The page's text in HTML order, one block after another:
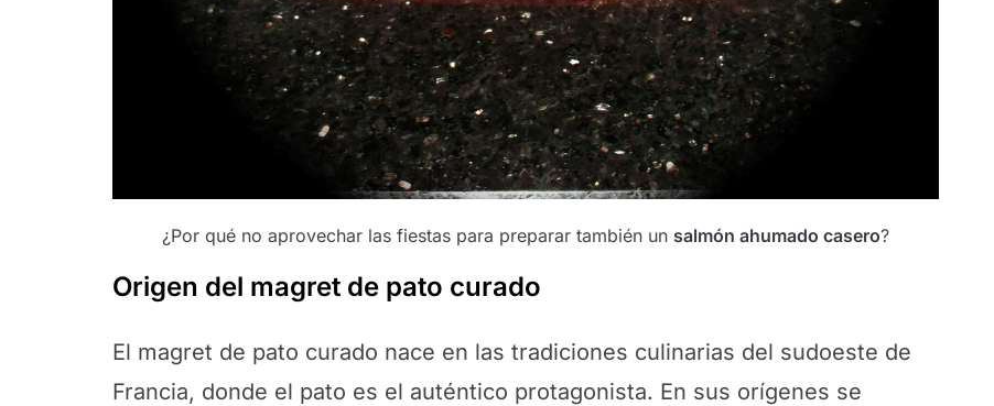
¿Por qué no aprovechar las fiestas para preparar también un salmón ahumado casero?
Origen del magret de pato curado
El magret de pato curado nace en las tradiciones culinarias del sudoeste de
Francia, donde el pato es el auténtico protagonista. En sus orígenes se